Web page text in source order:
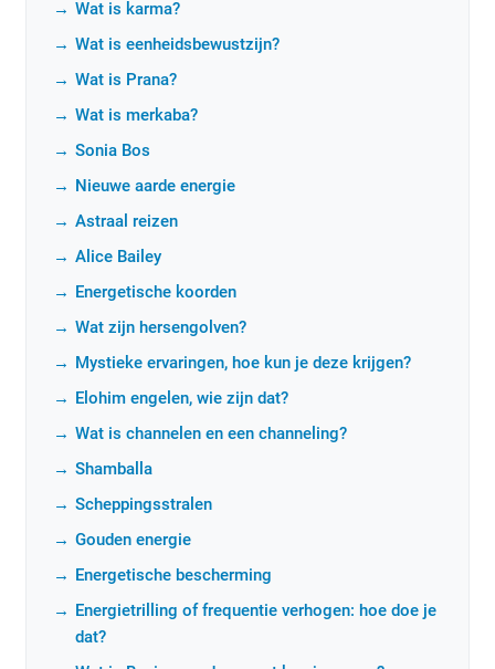
Wat is karma?
Wat is eenheidsbewustzijn?
Wat is Prana?
Wat is merkaba?
Sonia Bos
Nieuwe aarde energie
Astraal reizen
Alice Bailey
Energetische koorden
Wat zijn hersengolven?
Mystieke ervaringen, hoe kun je deze krijgen?
Elohim engelen, wie zijn dat?
Wat is channelen en een channeling?
Shamballa
Scheppingsstralen
Gouden energie
Energetische bescherming
Energietrilling of frequentie verhogen: hoe doe je
dat?